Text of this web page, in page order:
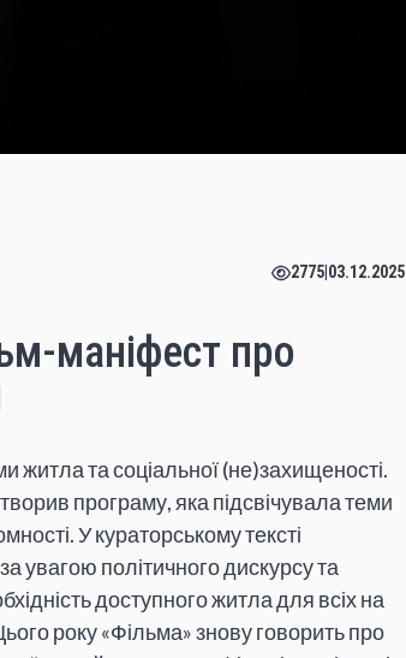
2775 03.12.2025
маніфест про
житла та соціальної (не)захищеності.
програму, яка підсвічувала теми
У кураторському тексті
політичного дискурсу та
доступного житла для всіх на
року «Фільма» знову говорить про